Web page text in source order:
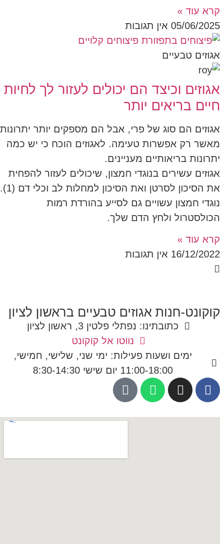
קרא עוד »
05/06/2025 אין תגובות
אגוזים טבעיים
אגוזים וכיצד הם יכולים לעזור לך לחיות
חיים בריאים יותר
אגוזים הם סוג של פרי, אבל הם מספקים יותר יתרונות
מאשר רק אפשרות טעימה. לאגוזים הוכח כי יש כמה
יתרונות בריאותיים מעניינים.
אגוזים עשירים בנוגדי חמצון, שיכולים לעזור להפחית
את הסיכון לסרטן ואת הסיכון למחלות לב וכלי דם (1).
נוגדי חמצון עשויים גם לסייע בהורדת רמות
הכולסטרול ולחץ הדם שלך.
קרא עוד »
16/12/2022 אין תגובות
קוקונט-חנות אגוזים טבעיים בראשון לציון
כתובתינו: נפתלי פלטין 3, ראשון לציון
נווטו אל קוקונט
ימים ושעות פעילות: ימי שני, שלישי, חמישי,
11:00-18:00 יום שישי 8:30-14:30